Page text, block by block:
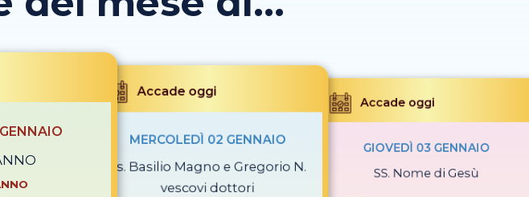
Accade oggi
MERCOLEDÌ 02 GENNAIO
Ss. Basilio Magno e Gregorio N.
vescovi dottori
Accade oggi
GIOVEDÌ 03 GENNAIO
SS. Nome di Gesù